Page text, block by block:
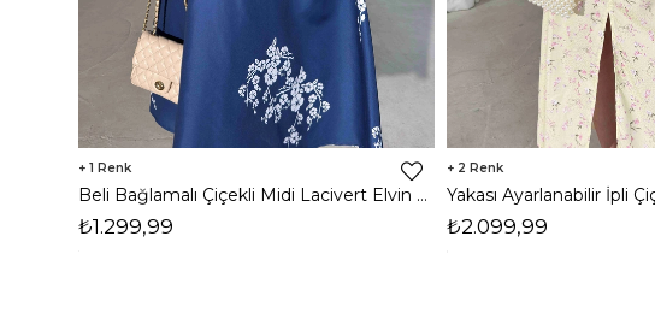
1
Beli Bağlamalı Çiçekli Midi Lacivert Elvin Kadın Elbise 26Y333
₺1.299,99
2
₺2.099,99